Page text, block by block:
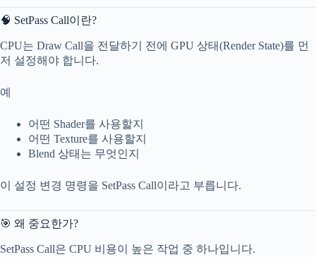
🧠 SetPass Call이란?
CPU는 Draw Call을 전달하기 전에 GPU 상태(Render State)를 먼
저 설정해야 합니다.
예
어떤 Shader를 사용할지
어떤 Texture를 사용할지
Blend 상태는 무엇인지
이 설정 변경 명령을 SetPass Call이라고 부릅니다.
🎯 왜 중요한가?
SetPass Call은 CPU 비용이 높은 작업 중 하나입니다.